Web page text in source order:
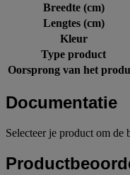
Breedte (cm)
Lengtes (cm)
Kleur
Type product
Oorsprong van het
Documentatie
Selecteer je product om de